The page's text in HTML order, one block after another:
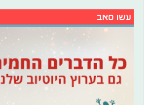
עשו סאב